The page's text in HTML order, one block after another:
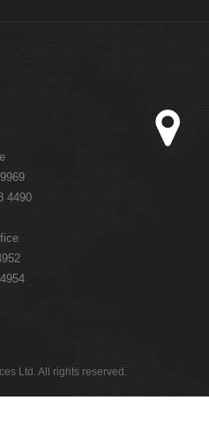
4490
Ltd. All rights reserved.